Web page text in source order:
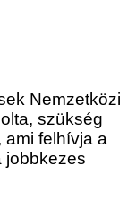
Nemzetközi
szükség
felhívja a
jobbkezes